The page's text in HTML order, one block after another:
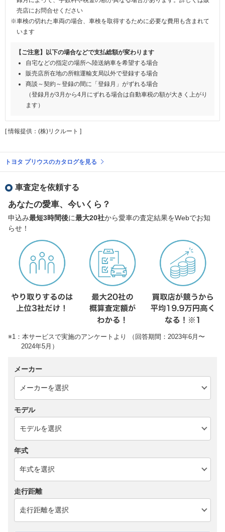
売店にお問合せください
※車検の切れた車両の場合、車検を取得するために必要な費用も含まれて
います
【ご注意】以下の場合などで支払総額が変わります
自宅などの指定の場所へ陸送納車を希望する場合
販売店所在地の所轄運輸支局以外で登録する場合
商談～契約～登録の間に「登録月」がずれる場合
（登録月が3月から4月にずれる場合は自動車税の額が大きく上がり
ます）
[ 情報提供：(株)リクルート ]
トヨタ プリウスのカタログを見る
車査定を依頼する
あなたの愛車、今いくら？
申込み最短3時間後に最大20社から愛車の査定結果をWebでお知
らせ！
※1：本サービスで実施のアンケートより （回答期間：2023年6月〜
2024年5月）
メーカー
モデル
年式
走行距離